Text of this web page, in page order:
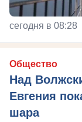
сегодня в 08:28
Общество
Над
Евгения
шара